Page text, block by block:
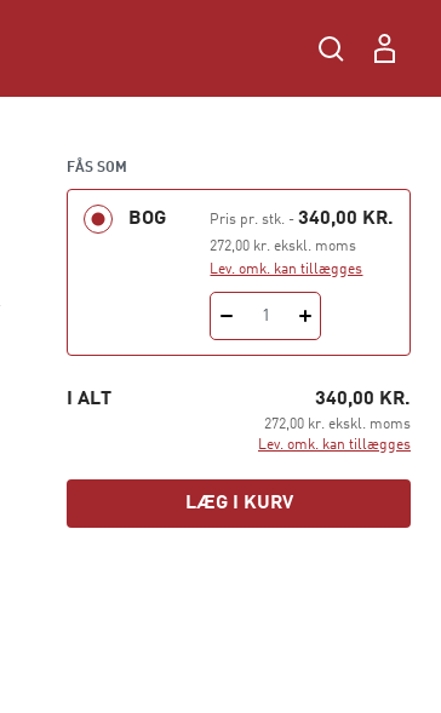
FÅS SOM
BOG Pris pr. stk. -340,00 KR.
272,00 kr. ekskl. moms
Lev. omk. kan tillægges
1
I ALT 340,00 KR.
272,00 kr. ekskl. moms
Lev. omk. kan tillægges
LÆG I KURV